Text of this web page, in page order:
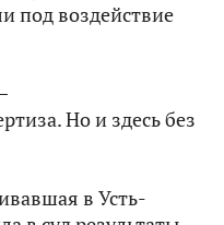
под воздействие
Но и здесь без
в Усть-